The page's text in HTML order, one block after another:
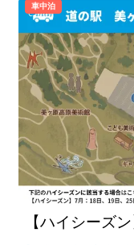
車中泊
【ハイシーズ